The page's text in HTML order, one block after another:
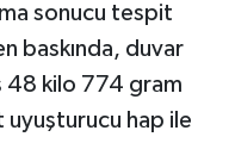
sonucu tespit
baskında, duvar
48 kilo 774 gram
uyuşturucu hap ile